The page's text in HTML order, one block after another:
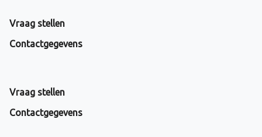
Vraag stellen
Contactgegevens
Vraag stellen
Contactgegevens